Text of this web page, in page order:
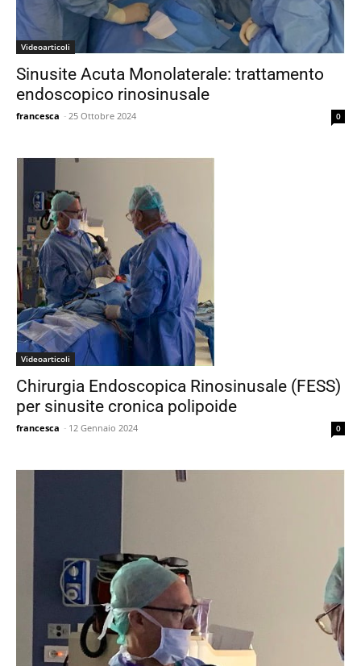
Videoarticoli
Sinusite Acuta Monolaterale: trattamento
endoscopico rinosinusale
francesca - 25 Ottobre 2024 0
Videoarticoli
Chirurgia Endoscopica Rinosinusale (FESS)
per sinusite cronica polipoide
francesca - 12 Gennaio 2024 0